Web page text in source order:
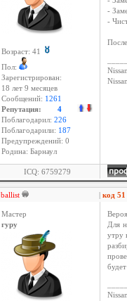
Возраст: 41
Пол:
Зарегистрирован:
18 лет 9 месяцев
Сообщений: 1261
Репутация: 4
Поблагодарил: 226
Поблагодарили: 187
Предупреждений: 0
Родина: Барнаул
-
-
ICQ: 6759279
ballist | код
Мастер
гуру
Для
утру